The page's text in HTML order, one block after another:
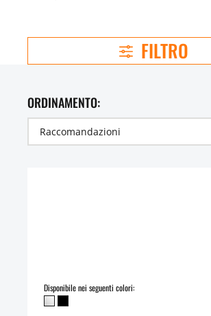
FILTRO
ORDINAMENTO:
Disponibile nei seguenti colori: